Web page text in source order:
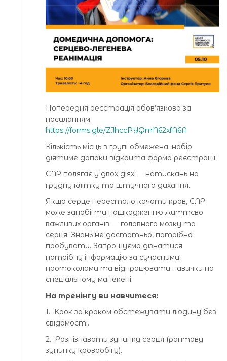
Попередня реєстрація обов’язкова за
посиланням:
https://forms.gle/ZJhccPYQmN62xfA6A
Кількість місць в групі обмежена: набір
діятиме допоки відкрита форма реєстрації.
СЛР полягає у двох діях — натискань на
грудну клітку та штучного дихання.
Якщо серце перестало качати кров, СЛР
може запобігти пошкодженню життєво
важливих органів — головного мозку та
серця. Знань не достатньо, потрібно
пробувати. Запрошуємо дізнатися
потрібну інформацію за сучасними
протоколами та відпрацювати навички на
спеціальному манекені.
На тренінгу ви навчитеся:
1. Крок за кроком обстежувати людину без
свідомості.
2. Розпізнавати зупинку серця (раптову
зупинку кровообігу).